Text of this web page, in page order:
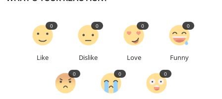
Like
0
Dislike
0
Love
0
Funny
0
0 0 0